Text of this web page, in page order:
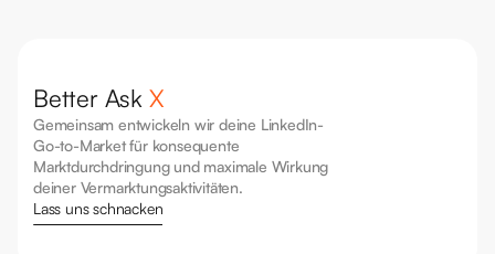
Better Ask X
Gemeinsam entwickeln wir deine LinkedIn-
Go-to-Market für konsequente
Marktdurchdringung und maximale Wirkung
deiner Vermarktungsaktivitäten.
Lass uns schnacken